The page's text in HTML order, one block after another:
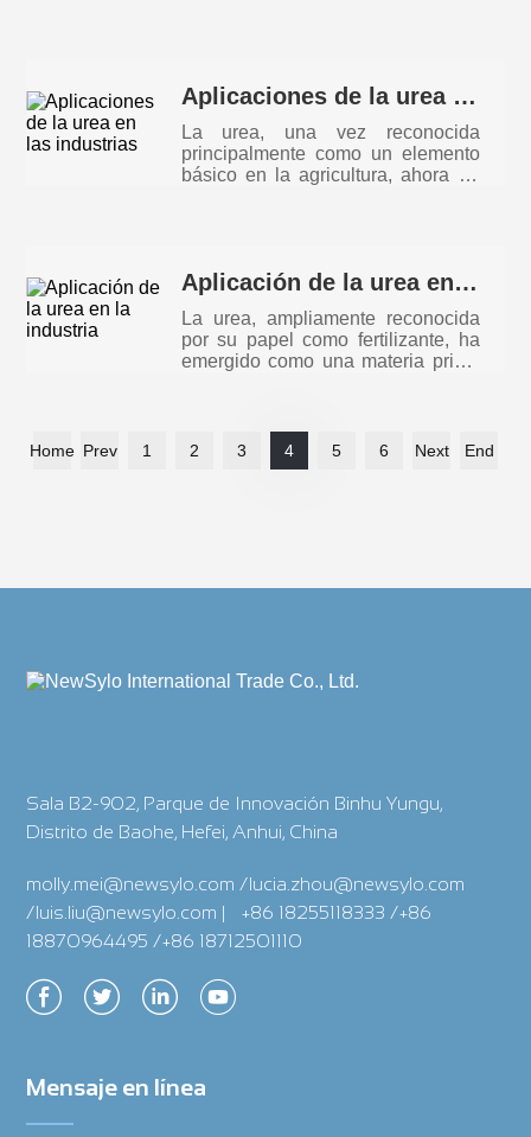
Aplicaciones de la urea en las industrias
La urea, una vez reconocida
principalmente como un elemento
básico en la agricultura, ahora ha
Aplicación de la urea en la industria
La urea, ampliamente reconocida
por su papel como fertilizante, ha
emergido como una materia prima
Home Prev 1 2 3 4 5 6 Next End
Sala B2-902, Parque de Innovación Binhu Yungu,
Distrito de Baohe, Hefei, Anhui, China
molly.mei@newsylo.com /lucia.zhou@newsylo.com
/luis.liu@newsylo.com |
+86 18255118333 /+86
18870964495 /+86 18712501110
Mensaje en línea